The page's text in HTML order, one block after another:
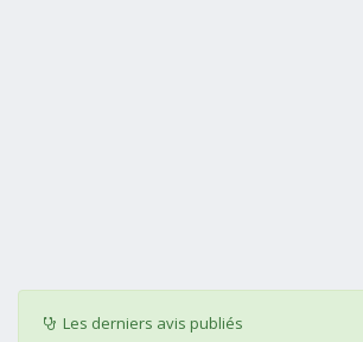
Les derniers avis publiés